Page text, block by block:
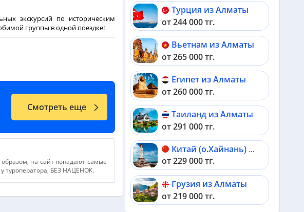
экскурсий по историческим
группы в одной поездке!
Смотреть еще
на сайт попадают самые
туроператора, БЕЗ НАЦЕНОК.
Турция из Алматы
от 244 000 тг.
Вьетнам из Алматы
от 265 000 тг.
Египет из Алматы
от 260 000 тг.
Таиланд из Алматы
от 291 000 тг.
Китай (о.Хайнань) из Алматы
от 229 000 тг.
Грузия из Алматы
от 219 000 тг.